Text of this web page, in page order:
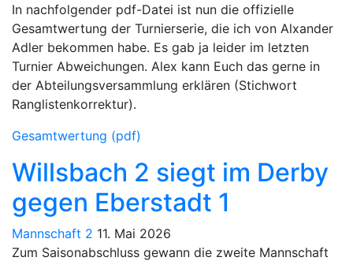
In nachfolgender pdf-Datei ist nun die offizielle
Gesamtwertung der Turnierserie, die ich von Alxander
Adler bekommen habe. Es gab ja leider im letzten
Turnier Abweichungen. Alex kann Euch das gerne in
der Abteilungsversammlung erklären (Stichwort
Ranglistenkorrektur).
Gesamtwertung (pdf)
Willsbach 2 siegt im Derby
gegen Eberstadt 1
Mannschaft 2 11. Mai 2026
Zum Saisonabschluss gewann die zweite Mannschaft